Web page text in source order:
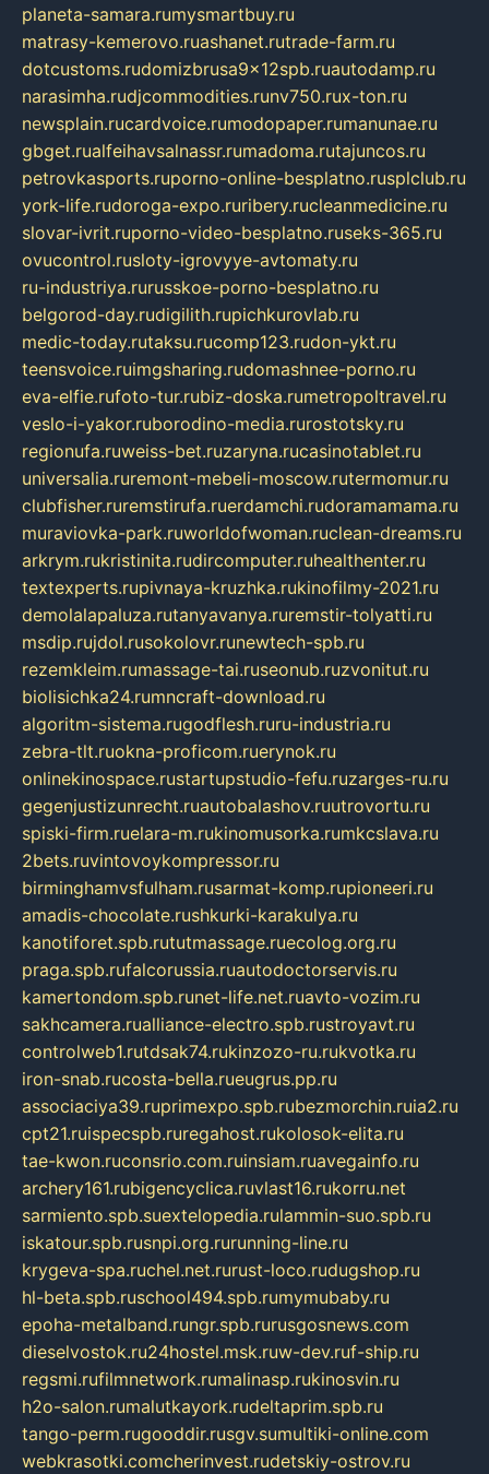
planeta-samara.rumysmartbuy.ru
matrasy-kemerovo.ruashanet.rutrade-farm.ru
dotcustoms.rudomizbrusa9x12spb.ruautodamp.ru
narasimha.rudjcommodities.runv750.rux-ton.ru
newsplain.rucardvoice.rumodopaper.rumanunae.ru
gbget.rualfeihavsalnassr.rumadoma.rutajuncos.ru
petrovkasports.ruporno-online-besplatno.rusplclub.ru
york-life.rudoroga-expo.ruribery.rucleanmedicine.ru
slovar-ivrit.ruporno-video-besplatno.ruseks-365.ru
ovucontrol.rusloty-igrovyye-avtomaty.ru
ru-industriya.rurusskoe-porno-besplatno.ru
belgorod-day.rudigilith.rupichkurovlab.ru
medic-today.rutaksu.rucomp123.rudon-ykt.ru
teensvoice.ruimgsharing.rudomashnee-porno.ru
eva-elfie.rufoto-tur.rubiz-doska.rumetropoltravel.ru
veslo-i-yakor.ruborodino-media.rurostotsky.ru
regionufa.ruweiss-bet.ruzaryna.rucasinotablet.ru
universalia.ruremont-mebeli-moscow.rutermomur.ru
clubfisher.ruremstirufa.ruerdamchi.rudoramamama.ru
muraviovka-park.ruworldofwoman.ruclean-dreams.ru
arkrym.rukristinita.rudircomputer.ruhealthenter.ru
textexperts.rupivnaya-kruzhka.rukinofilmy-2021.ru
demolalapaluza.rutanyavanya.ruremstir-tolyatti.ru
msdip.rujdol.rusokolovr.runewtech-spb.ru
rezemkleim.rumassage-tai.ruseonub.ruzvonitut.ru
biolisichka24.rumncraft-download.ru
algoritm-sistema.rugodflesh.ruru-industria.ru
zebra-tlt.ruokna-proficom.ruerynok.ru
onlinekinospace.rustartupstudio-fefu.ruzarges-ru.ru
gegenjustizunrecht.ruautobalashov.ruutrovortu.ru
spiski-firm.ruelara-m.rukinomusorka.rumkcslava.ru
2bets.ruvintovoykompressor.ru
birminghamvsfulham.rusarmat-komp.rupioneeri.ru
amadis-chocolate.rushkurki-karakulya.ru
kanotiforet.spb.rututmassage.ruecolog.org.ru
praga.spb.rufalcorussia.ruautodoctorservis.ru
kamertondom.spb.runet-life.net.ruavto-vozim.ru
sakhcamera.rualliance-electro.spb.rustroyavt.ru
controlweb1.rutdsak74.rukinzozo-ru.rukvotka.ru
iron-snab.rucosta-bella.rueugrus.pp.ru
associaciya39.ruprimexpo.spb.rubezmorchin.ruia2.ru
cpt21.ruispecspb.ruregahost.rukolosok-elita.ru
tae-kwon.ruconsrio.com.ruinsiam.ruavegainfo.ru
archery161.rubigencyclica.ruvlast16.rukorru.net
sarmiento.spb.suextelopedia.rulammin-suo.spb.ru
iskatour.spb.rusnpi.org.rurunning-line.ru
krygeva-spa.ruchel.net.rurust-loco.rudugshop.ru
hl-beta.spb.ruschool494.spb.rumymubaby.ru
epoha-metalband.rungr.spb.rurusgosnews.com
dieselvostok.ru24hostel.msk.ruw-dev.ruf-ship.ru
regsmi.rufilmnetwork.rumalinasp.rukinosvin.ru
h2o-salon.rumalutkayork.rudeltaprim.spb.ru
tango-perm.rugooddir.rusgv.sumultiki-online.com
webkrasotki.comcherinvest.rudetskiy-ostrov.ru